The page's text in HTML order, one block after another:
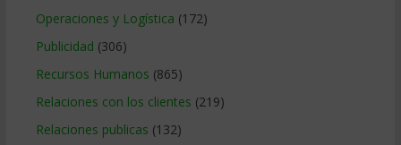
Operaciones y Logística (172)
Publicidad (306)
Recursos Humanos (865)
Relaciones con los clientes (219)
Relaciones publicas (132)